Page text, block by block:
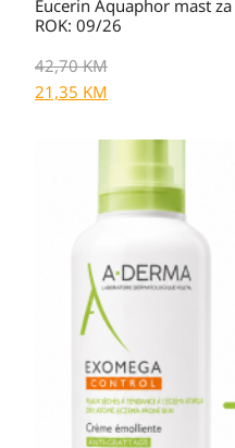
Eucerin Aquaphor mast
ROK: 09/26
42,70KM
21,35 KM